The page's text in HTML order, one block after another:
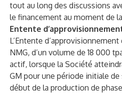
tout au long des discussions
le financement au moment de
Entente
L’Entente
NMG, d’un volume de 18 000
actif, lorsque la Société
GM pour une période initiale
début de la production de